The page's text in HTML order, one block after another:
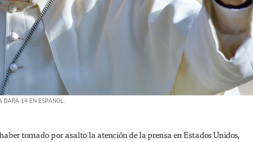
DARÁ 14 EN ESPAÑOL.
tomado por asalto la atención de la prensa en Estados Unidos,